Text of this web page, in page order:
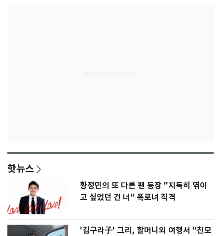
핫뉴스
황정민의 또 다른 팬 등장 "지독히 엮이
고 싶었던 건 너" 폭로녀 직격
'김구라子' 그리, 할머니외 여행서 "친모